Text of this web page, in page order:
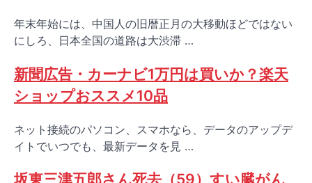
年末年始には、中国人の旧暦正月の大移動ほどではない
にしろ、日本全国の道路は大渋滞 …
新聞広告・カーナビ1万円は買いか？楽天
ショップおススメ10品
ネット接続のパソコン、スマホなら、データのアップデ
イトでいつでも、最新データを見 …
坂東三津五郎さん死去（59）すい臓がん